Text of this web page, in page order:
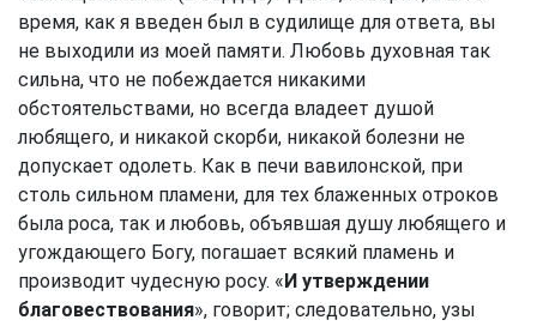
время, как я введен был в судилище для ответа, вы
не выходили из моей памяти. Любовь духовная так
сильна, что не побеждается никакими
обстоятельствами, но всегда владеет душой
любящего, и никакой скорби, никакой болезни не
допускает одолеть. Как в печи вавилонской, при
столь сильном пламени, для тех блаженных отроков
была роса, так и любовь, объявшая душу любящего и
угождающего Богу, погашает всякий пламень и
производит чудесную росу. «И утверждении
благовествования», говорит; следовательно, узы